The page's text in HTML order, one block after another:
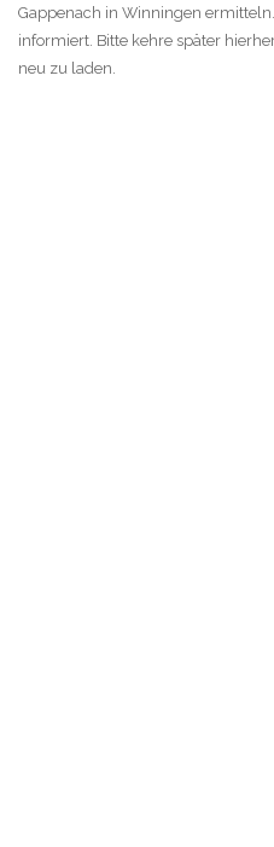
Gappenach in Winningen
informiert. Bitte kehre später
neu zu laden.